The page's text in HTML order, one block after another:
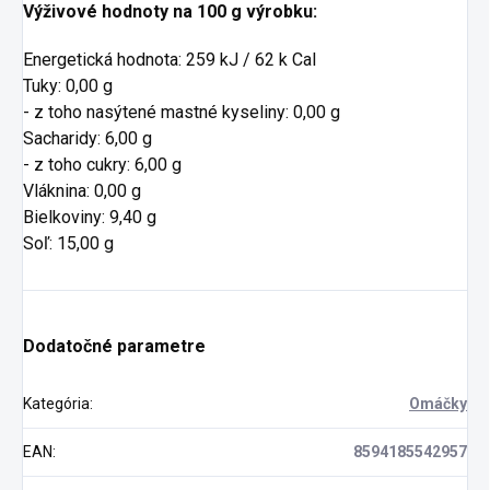
Výživové hodnoty na 100 g výrobku:
Energetická hodnota: 259 kJ / 62 k Cal
Tuky: 0,00 g
- z toho nasýtené mastné kyseliny: 0,00 g
Sacharidy: 6,00 g
- z toho cukry: 6,00 g
Vláknina: 0,00 g
Bielkoviny: 9,40 g
Soľ: 15,00 g
Dodatočné parametre
Kategória: Omáčky
EAN: 8594185542957